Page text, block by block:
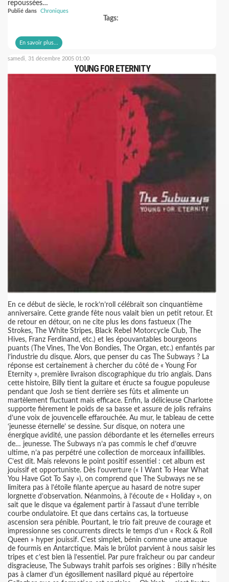
repoussées…
Publié dans Chroniques
Tags:
En savoir plus...
samedi, 31 décembre 2005 01:00
YOUNG FOR ETERNITY
En ce début de siècle, le rock’n’roll célébrait son cinquantième
anniversaire. Cette grande fête nous valait bien un petit retour. Et
de retour en détour, on ne cite plus les dons fastueux (The
Strokes, The White Stripes, Black Rebel Motorcycle Club, The
Hives, Franz Ferdinand, etc.) et les épouvantables bourgeons
puants (The Vines, The Von Bondies, The Organ, etc.) enfantés par
l’industrie du disque. Alors, que penser du cas The Subways ? La
réponse est certainement à chercher du côté de « Young For
Eternity », première livraison discographique du trio anglais. Dans
cette histoire, Billy tient la guitare et éructe sa fougue populeuse
pendant que Josh se tient derrière ses fûts et alimente un
martèlement fluctuant mais efficace. Enfin, la délicieuse Charlotte
supporte fièrement le poids de sa basse et assure de jolis refrains
d’une voix de jouvencelle effarouchée. Au mur, le tableau de cette
‘jeunesse éternelle’ se dessine. Sur disque, on notera une
énergique avidité, une passion débordante et les éternelles erreurs
de… jeunesse. The Subways n’a pas commis le chef d’œuvre
ultime, n’a pas perpétré une collection de morceaux infaillibles.
C’est dit. Mais relevons le point positif essentiel : cet album est
jouissif et opportuniste. Dès l’ouverture (« I Want To Hear What
You Have Got To Say »), on comprend que The Subways ne se
limitera pas à l’étoile filante aperçue au hasard de notre super
lorgnette d’observation. Néanmoins, à l’écoute de « Holiday », on
sait que le disque va également partir à l’assaut d’une terrible
courbe ondulatoire. Et que dans certains cas, la tortueuse
ascension sera pénible. Pourtant, le trio fait preuve de courage et
impressionne ses concurrents directs le temps d’un « Rock & Roll
Queen » hyper jouissif. C’est simplet, bénin comme une attaque
de fourmis en Antarctique. Mais le brûlot parvient à nous saisir les
tripes et c’est bien là l’essentiel. Par pure fraîcheur ou par candeur
disgracieuse, The Subways trahit parfois ses origines : Billy n’hésite
pas à clamer d’un égosillement nasillard piqué au répertoire